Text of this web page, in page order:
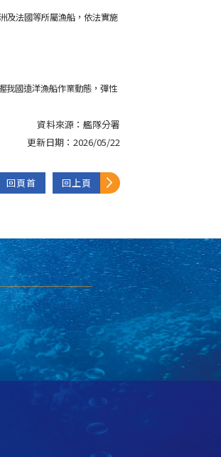
及法國等所屬漁船，依法實施
我國遠洋漁船作業動態，彈性
資料來源： 艦隊分署
更新日期： 2026/05/22
回頁首 回上頁